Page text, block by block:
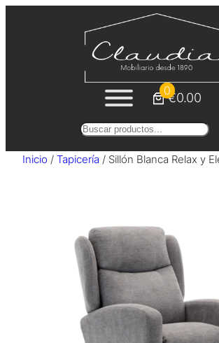
0
€0.00
Buscar
Inicio / Tapicería / Sillón Blanca Relax y